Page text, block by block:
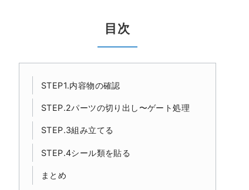
目次
STEP1.内容物の確認
STEP.2パーツの切り出し〜ゲート処理
STEP.3組み立てる
STEP.4シール類を貼る
まとめ